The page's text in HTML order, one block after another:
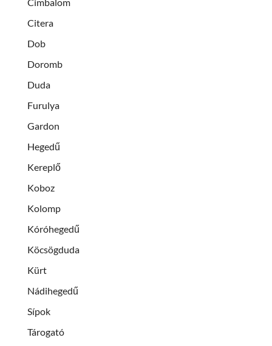
Cimbalom
Citera
Dob
Doromb
Duda
Furulya
Gardon
Hegedű
Kereplő
Koboz
Kolomp
Kóróhegedű
Köcsögduda
Kürt
Nádihegedű
Sípok
Tárogató